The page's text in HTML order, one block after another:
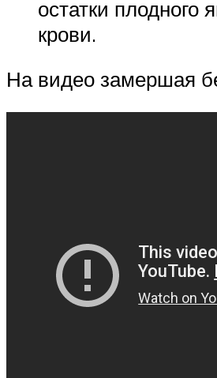
остатки плодного
крови.
На видео замершая